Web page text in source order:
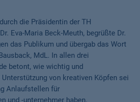
die Präsidentin der TH
Eva-Maria Beck-Meuth, begrüßte Dr.
das Publikum und übergab das Wort
MdL. In allen drei
betont, wie wichtig und
von kreativen Köpfen sei
Anlaufstellen für
und -unternehmer haben.